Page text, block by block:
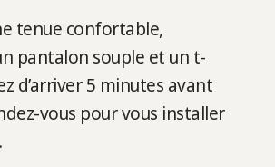
tenue confortable,
pantalon souple et un t-
d’arriver 5 minutes avant
vous pour vous installer